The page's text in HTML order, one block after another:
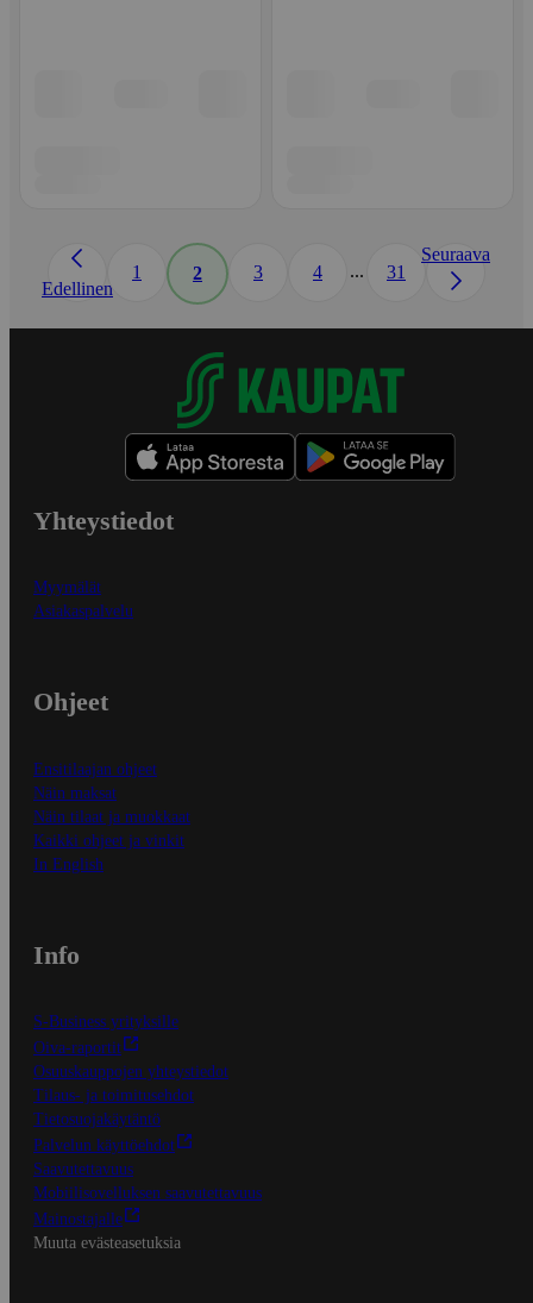
Edellinen
1 2 3 4 ... 31
Seuraava
Yhteystiedot
Myymälät
Asiakaspalvelu
Ohjeet
Ensitilaajan ohjeet
Näin maksat
Näin tilaat ja muokkaat
Kaikki ohjeet ja vinkit
In English
Info
S-Business yrityksille
Oiva-raportit
Osuuskauppojen yhteystiedot
Tilaus- ja toimitusehdot
Tietosuojakäytäntö
Palvelun käyttöehdot
Saavutettavuus
Mobiilisovelluksen saavutettavuus
Mainostajalle
Muuta evästeasetuksia